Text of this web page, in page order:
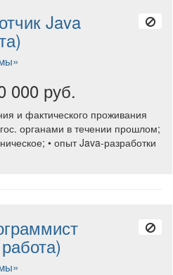
Java
000 руб.
и фактического проживания
органами в течении прошлом;
• опыт Java-разработки